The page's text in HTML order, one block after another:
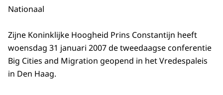
Nationaal
Zijne Koninklijke Hoogheid Prins Constantijn heeft
woensdag 31 januari 2007 de tweedaagse conferentie
Big Cities and Migration geopend in het Vredespaleis
in Den Haag.